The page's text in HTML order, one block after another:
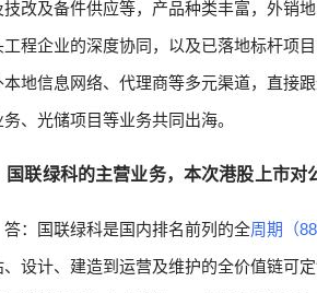
技改及备件供应等，产品种类丰富，外销
工程企业的深度协同，以及已落地标杆项
本地信息网络、代理商等多元渠道，直接
、光储项目等业务共同出海。
国联绿科的主营业务，本次港股上市对
答：国联绿科是国内排名前列的全周期（
、设计、建造到运营及维护的全价值链可